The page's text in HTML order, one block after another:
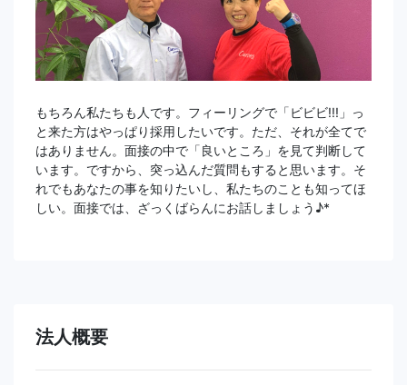
もちろん私たちも人です。フィーリングで「ビビビ!!!」っ
と来た方はやっぱり採用したいです。ただ、それが全てで
はありません。面接の中で「良いところ」を見て判断して
います。ですから、突っ込んだ質問もすると思います。そ
れでもあなたの事を知りたいし、私たちのことも知ってほ
しい。面接では、ざっくばらんにお話しましょう♪*
法人概要